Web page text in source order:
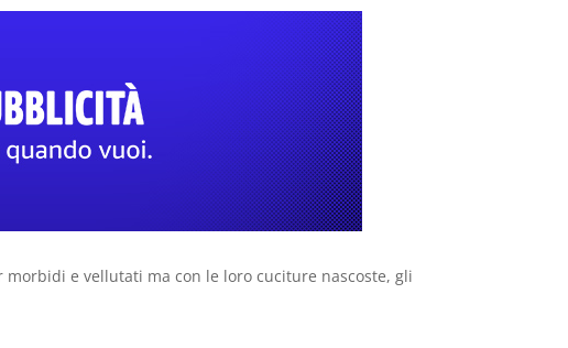
e vellutati ma con le loro cuciture nascoste, gli